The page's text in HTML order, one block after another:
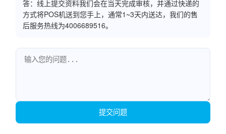
答：线上提交资料我们会在当天完成审核，并通过快递的
方式将POS机送到您手上，通常1~3天内送达，我们的售
后服务热线为4006689516。
提交问题